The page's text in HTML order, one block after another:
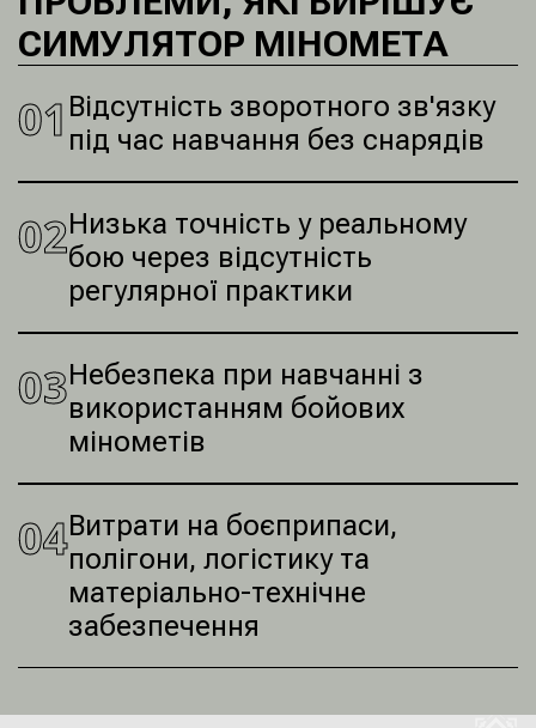
СИМУЛЯТОР МІНОМЕТА
01 Відсутність зворотного зв'язку
під час навчання без снарядів
02Низька точність у реальному
бою через відсутність
регулярної практики
03Небезпека при навчанні з
використанням бойових
мінометів
04Витрати на боєприпаси,
полігони, логістику та
матеріально-технічне
забезпечення